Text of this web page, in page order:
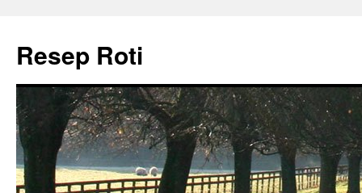
content
Resep Roti